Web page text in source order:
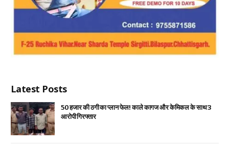
Latest Posts
₹50 हजार की ठगी का प्लान फेल! काले कागज और केमिकल के साथ 3
आरोपी गिरफ्तार